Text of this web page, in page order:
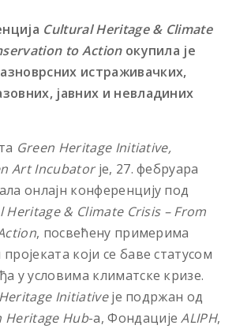
Cultural Heritage & Climate
to Actionокупила је
истраживачких,
јавних и невладиних
Green Heritage Initiative,
Art Incubatorје, 27. фебруара
онлајн конференцију под
Heritage & Climate Crisis – From
, посвећену примерима
који се баве статусом
у условима климатске кризе.
Initiativeје подржан од
Heritage Hub-a, ФондацијеALIPH,